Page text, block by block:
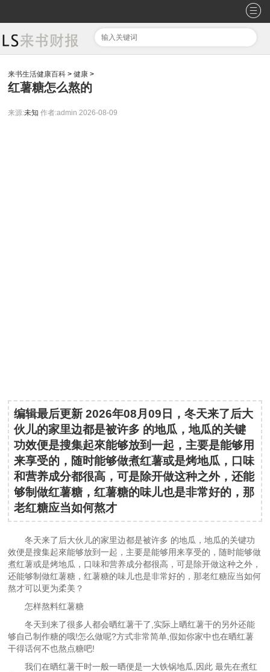
来书生活健康百科 >健康 >
红薯糖怎么熬的
来源:未知 作者:admin 2026-08-09
编辑最后更新 2026年08月09日，冬天来了后大
伙儿的家里边都是被许多 的地瓜，地瓜的关键
功效便是搜集起來能够放到一起，主要是能够用
来享受的，随时能够做煮红薯或是烤地瓜，口味
和营养成分都很高，可是除开做这种之外，还能
够制做红薯糖，红薯糖的味儿也是非常好的，那
老红糖应当如何熬才
冬天来了后大伙儿的家里边都是被许多 的地瓜，地瓜的关键功
效便是搜集起來能够放到一起，主要是能够用来享受的，随时能够做
煮红薯或是烤地瓜，口味和营养成分都很高，可是除开做这种之外，
还能够制做红薯糖，红薯糖的味儿也是非常好的，那老红糖应当如何
熬才可以更为柔美？
怎样熬料红薯糖
冬天到来了很多人都会晒红薯干了,实际上晒红薯干的另外还能
够自己制作糖的哦!怎么做呢?方式非常简单,假如你家中也在晒红薯
干得话何不也熬点糖吧!
我们在晒红薯干时一般一晒便是一大铁锅地瓜,因此 最先在煮红